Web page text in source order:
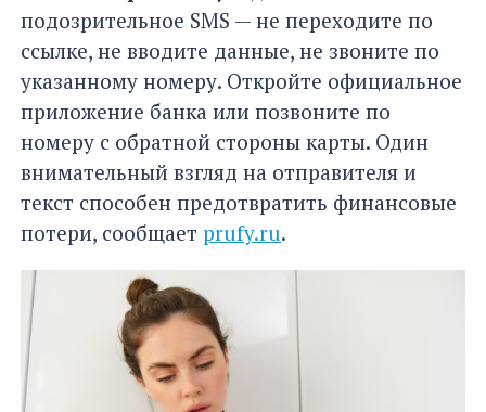
подозрительное SMS — не переходите по
ссылке, не вводите данные, не звоните по
указанному номеру. Откройте официальное
приложение банка или позвоните по
номеру с обратной стороны карты. Один
внимательный взгляд на отправителя и
текст способен предотвратить финансовые
потери, сообщает prufy.ru.